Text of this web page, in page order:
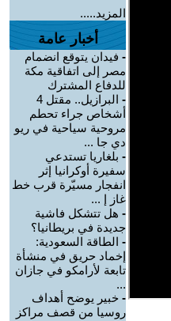
المزيد.....
أخبار عامة
- فيدان يتوقع انضمام
مصر إلى اتفاقية مكة
للدفاع المشترك
-
البرازيل.. مقتل 4
أشخاص جراء تحطم
مروحية سياحية في ريو
دي جا ...
- بلغاريا تستدعي
سفيرة أوكرانيا إثر
انفجار مسيّرة قرب خط
غاز إ ...
- هل تتشكل فاشية
جديدة في بريطانيا؟
- الطاقة السعودية:
إخماد حريق في منشأة
تابعة لأرامكو في جازان
...
- خبير يوضح أهداف
روسيا من قصف مراكز